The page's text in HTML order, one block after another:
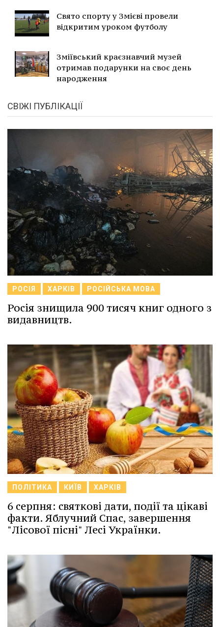
Свято спорту у Змієві провели
відкритим уроком футболу
Зміївський краєзнавчий музей
отримав подарунки на своє день
народження
СВІЖІ ПУБЛІКАЦІЇ
РОСІЯ ХАРКІВ РОСІЙСЬКА МОВА
Росія знищила 900 тисяч книг одного з
видавництв.
ПОЛІТИКА КИЇВ ХАРКІВ
6 серпня: святкові дати, події та цікаві
факти. Яблучний Спас, завершення
"Лісової пісні" Лесі Українки.